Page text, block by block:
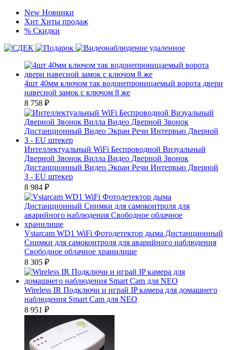
New Новинки
Хит Хиты продаж
% Скидки
4шт 40мм ключом так водонепроницаемый ворота двери
навесной замок с ключом 8 же
8 758 ₽
Интеллектуальный WiFi Беспроводной Визуальный
Дверной Звонок Вилла Видео Дверной Звонок
Дистанционный Видео Экран Речи Интервью Дверной
З - EU штекер
8 984 ₽
Vstarcam WD1 WiFi Фотодетектор дыма Дистанционный
Снимки для самоконтроля для аварийного наблюдения
Свободное облачное хранилище
8 305 ₽
Wireless IR Подключи и играй IP камера для домашнего
наблюдения Smart Cam для NEO
8 951 ₽